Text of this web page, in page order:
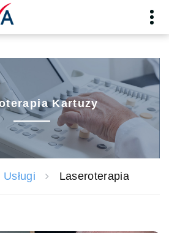
Kartuzy
Usługi Laseroterapia